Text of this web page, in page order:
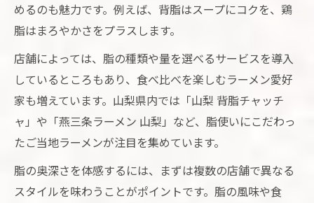
めるのも魅力です。例えば、背脂はスープにコクを、鶏
脂はまろやかさをプラスします。
店舗によっては、脂の種類や量を選べるサービスを導入
しているところもあり、食べ比べを楽しむラーメン愛好
家も増えています。山梨県内では「山梨 背脂チャッチ
ャ」や「燕三条ラーメン 山梨」など、脂使いにこだわっ
たご当地ラーメンが注目を集めています。
脂の奥深さを体感するには、まずは複数の店舗で異なる
スタイルを味わうことがポイントです。脂の風味や食